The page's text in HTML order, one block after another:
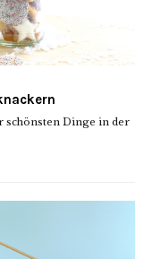
schönsten Dinge in der